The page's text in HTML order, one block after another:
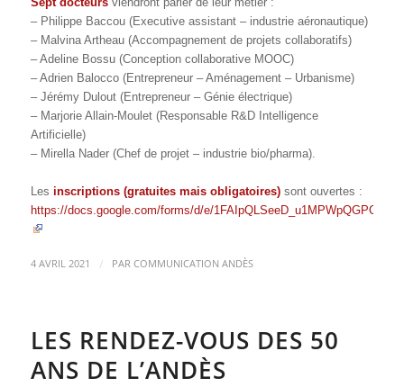
– Philippe Baccou (Executive assistant – industrie aéronautique)
– Malvina Artheau (Accompagnement de projets collaboratifs)
– Adeline Bossu (Conception collaborative MOOC)
– Adrien Balocco (Entrepreneur – Aménagement – Urbanisme)
– Jérémy Dulout (Entrepreneur – Génie électrique)
– Marjorie Allain-Moulet (Responsable R&D Intelligence
Artificielle)
– Mirella Nader (Chef de projet – industrie bio/pharma).
Les inscriptions (gratuites mais obligatoires)sont ouvertes :
https://docs.google.com/forms/d/e/
4 AVRIL 2021 / PAR COMMUNICATION ANDÈS
LES RENDEZ-VOUS DES 50
ANS DE L’ANDÈS